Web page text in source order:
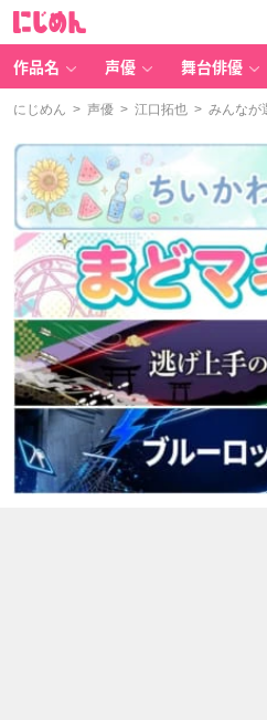
作品名 声優 舞台俳優
にじめん > 声優 > 江口拓也 > みんなが